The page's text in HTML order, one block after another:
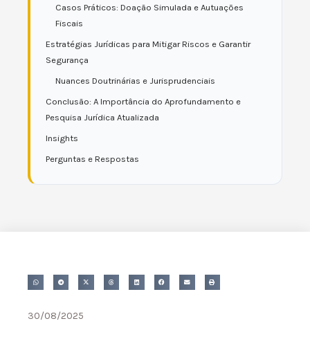
Casos Práticos: Doação Simulada e Autuações
Fiscais
Estratégias Jurídicas para Mitigar Riscos e Garantir
Segurança
Nuances Doutrinárias e Jurisprudenciais
Conclusão: A Importância do Aprofundamento e
Pesquisa Jurídica Atualizada
Insights
Perguntas e Respostas
30/08/2025